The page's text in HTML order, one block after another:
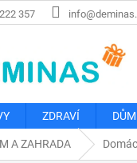
357
ZDRAVÍ
A ZAHRADA